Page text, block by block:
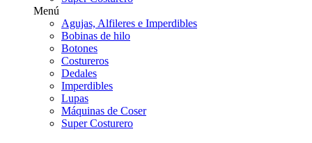
Menú
Agujas, Alfileres e Imperdibles
Bobinas de hilo
Botones
Costureros
Dedales
Imperdibles
Lupas
Máquinas de Coser
Super Costurero